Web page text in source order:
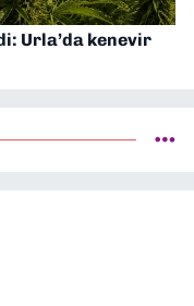
Urla’da kenevir